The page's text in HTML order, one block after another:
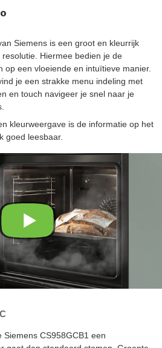
Siemens is een groot en kleurrijk
Hiermee bedien je de
op een vloeiende en intuïtieve manier.
je een strakke menu indeling met
en touch navigeer je snel naar je
kleurweergave is de informatie op het
goed leesbaar.
Siemens CS958GCB1 een